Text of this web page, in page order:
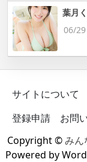
葉月
06/
サイトについて
登録申請
お問
Copyright ©みん
Powered by